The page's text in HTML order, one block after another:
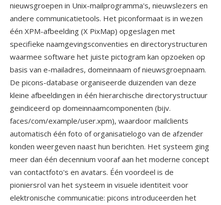
nieuwsgroepen in Unix-mailprogramma's, nieuwslezers en
andere communicatietools. Het piconformaat is in wezen
één XPM-afbeelding (X PixMap) opgeslagen met
specifieke naamgevingsconventies en directorystructuren
waarmee software het juiste pictogram kan opzoeken op
basis van e-mailadres, domeinnaam of nieuwsgroepnaam.
De picons-database organiseerde duizenden van deze
kleine afbeeldingen in één hierarchische directorystructuur
geindiceerd op domeinnaamcomponenten (bijv.
faces/com/example/user.xpm), waardoor mailclients
automatisch één foto of organisatielogo van de afzender
konden weergeven naast hun berichten. Het systeem ging
meer dan één decennium vooraf aan het moderne concept
van contactfoto's en avatars. Één voordeel is de
pioniersrol van het systeem in visuele identiteit voor
elektronische communicatie: picons introduceerden het